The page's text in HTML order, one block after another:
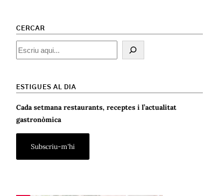
CERCAR
Cercar
ESTIGUES AL DIA
Cada setmana restaurants, receptes i l’actualitat
gastronòmica